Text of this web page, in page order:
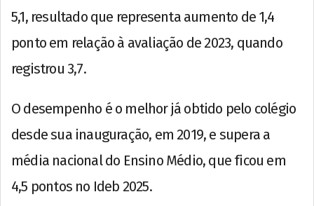
5,1, resultado que representa aumento de 1,4
ponto em relação à avaliação de 2023, quando
registrou 3,7.
O desempenho é o melhor já obtido pelo colégio
desde sua inauguração, em 2019, e supera a
média nacional do Ensino Médio, que ficou em
4,5 pontos no Ideb 2025.